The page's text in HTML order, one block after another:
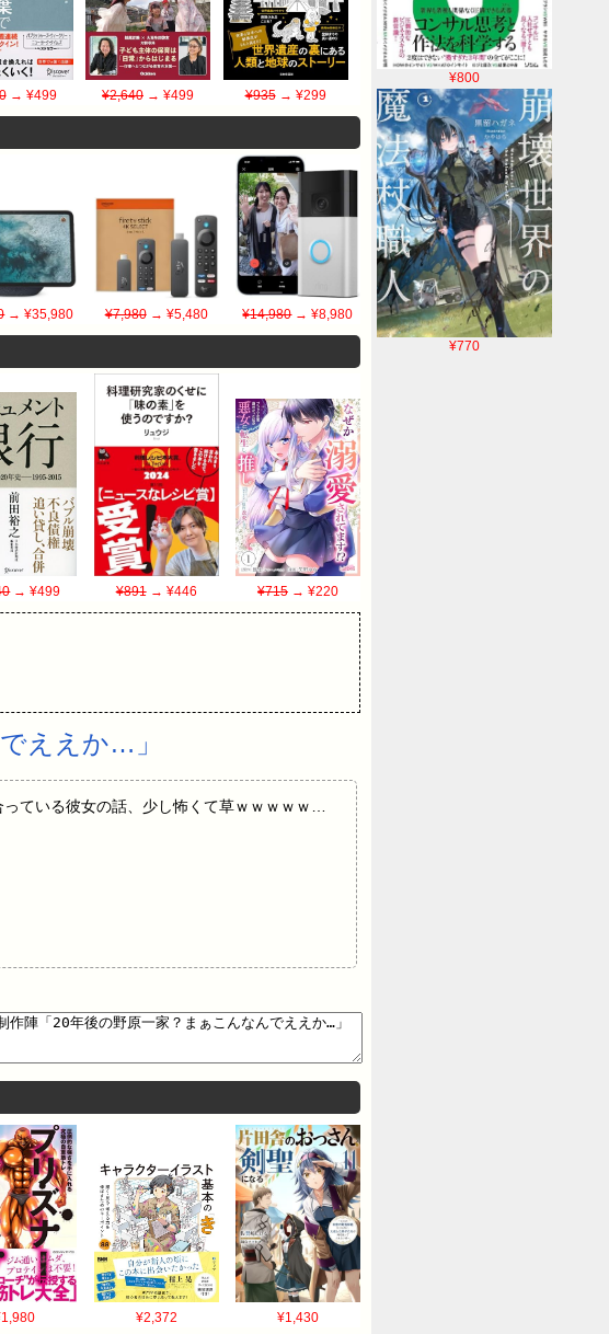
¥800
¥770
→ ¥499 ¥2,640 → ¥499 ¥935→ ¥299
→ ¥35,980 ¥7,980→ ¥5,480 ¥14,980→ ¥8,980
→ ¥499 ¥891→ ¥446 ¥715→ ¥220
ええか…」
ている彼女の話、少し怖くて草ｗｗｗｗｗ…
¥2,372 ¥1,430